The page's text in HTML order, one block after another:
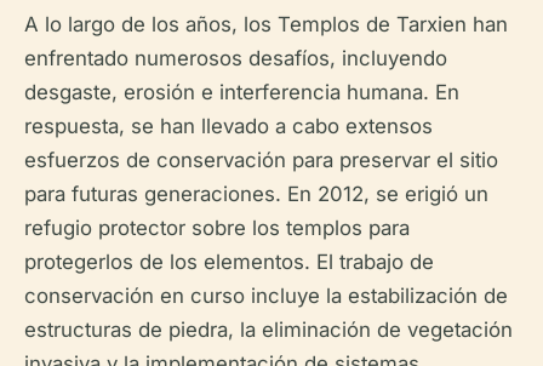
A lo largo de los años, los Templos de Tarxien han
enfrentado numerosos desafíos, incluyendo
desgaste, erosión e interferencia humana. En
respuesta, se han llevado a cabo extensos
esfuerzos de conservación para preservar el sitio
para futuras generaciones. En 2012, se erigió un
refugio protector sobre los templos para
protegerlos de los elementos. El trabajo de
conservación en curso incluye la estabilización de
estructuras de piedra, la eliminación de vegetación